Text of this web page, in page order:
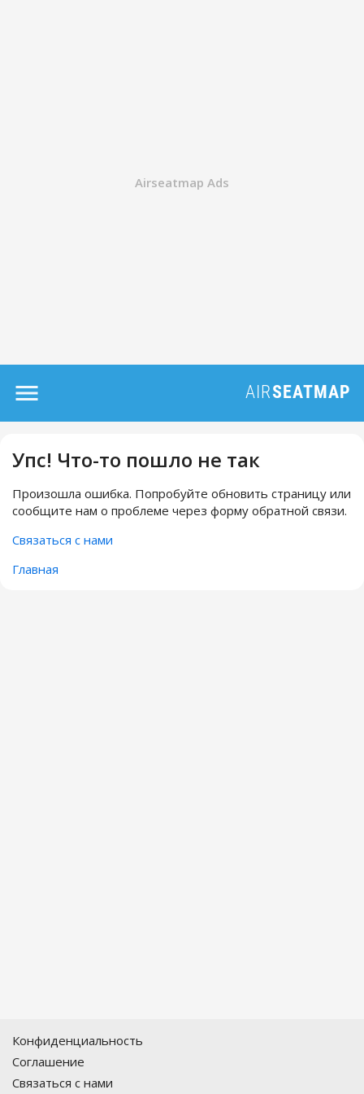
Упс! Что-то пошло не так
Произошла ошибка. Попробуйте обновить страницу или
сообщите нам о проблеме через форму обратной связи.
Связаться с нами
Главная
Конфиденциальность
Соглашение
Связаться с нами